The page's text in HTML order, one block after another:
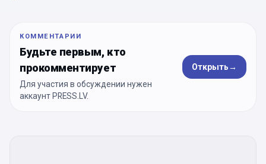
КОММЕНТАРИИ
Будьте первым, кто
прокомментирует
Для участия в обсуждении нужен
аккаунт PRESS.LV.
Открыть→